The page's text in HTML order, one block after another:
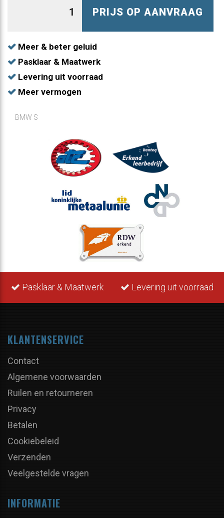
PRIJS OP AANVRAAG
Meer & beter geluid
Pasklaar & Maatwerk
Levering uit voorraad
Meer vermogen
BMW S
Pasklaar & Maatwerk Levering uit voorraad
KLANTENSERVICE
Contact
Algemene voorwaarden
Ruilen en retourneren
Privacy
Betalen
Cookiebeleid
Verzenden
Veelgestelde vragen
INFORMATIE